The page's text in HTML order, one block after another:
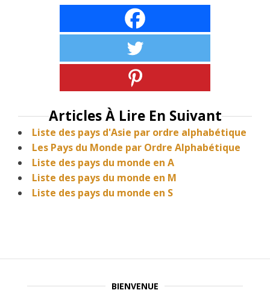
Articles À Lire En Suivant
Liste des pays d'Asie par ordre alphabétique
Les Pays du Monde par Ordre Alphabétique
Liste des pays du monde en A
Liste des pays du monde en M
Liste des pays du monde en S
BIENVENUE